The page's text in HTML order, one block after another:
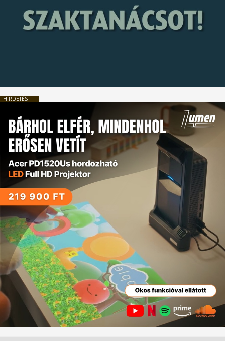
HIRDETÉS